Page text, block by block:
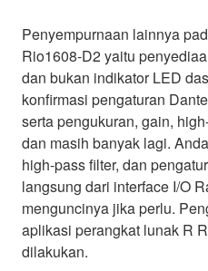
Penyempurnaan lainnya
Rio1608-D2 yaitu
dan bukan indikator LED
konfirmasi pengaturan
serta pengukuran, gain,
dan masih banyak lagi.
high-pass filter, dan
langsung dari interface I/O
menguncinya jika perlu.
aplikasi perangkat lunak R
dilakukan.